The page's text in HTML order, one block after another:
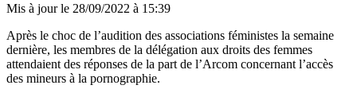
Mis à jour le 28/09/2022 à 15:39
Après le choc de l’audition des associations féministes la semaine
dernière, les membres de la délégation aux droits des femmes
attendaient des réponses de la part de l’Arcom concernant l’accès
des mineurs à la pornographie.